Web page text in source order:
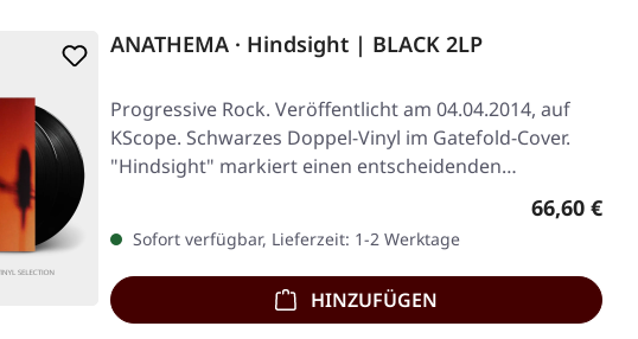
ANATHEMA · Hindsight | BLACK 2LP
Progressive Rock. Veröffentlicht am 04.04.2014, auf
KScope. Schwarzes Doppel-Vinyl im Gatefold-Cover.
"Hindsight" markiert einen entscheidenden…
Regulärer
66,60 €
Sofort verfügbar, Lieferzeit: 1-2 Werktage
HINZUFÜGEN